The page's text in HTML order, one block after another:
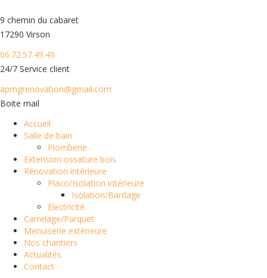
9 chemin du cabaret
17290 Virson
06.72.57.49.49
24/7 Service client
apmgrenovation@gmail.com
Boite mail
Accueil
Salle de bain
Plomberie
Extension ossature bois
Rénovation intérieure
Placo/Isolation intérieure
Isolation/Bardage
Electricité
Carrelage/Parquet
Menuiserie extérieure
Nos chantiers
Actualités
Contact